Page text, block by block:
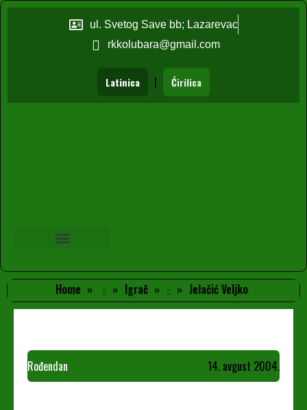
ul. Svetog Save bb; Lazarevac
rkkolubara@gmail.com
Latinica | Ćirilica
Home Igrač Jelačić Veljko
Rođendan 14. avgust 2004.